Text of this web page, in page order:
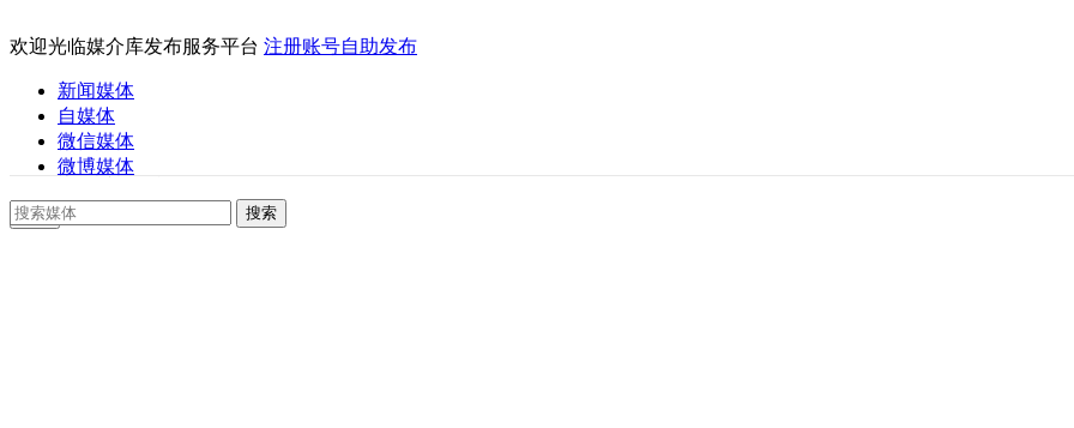
欢迎光临媒介库发布服务平台 注册账号自助发布
新闻媒体
自媒体
微信媒体
微博媒体
记住密码
注册